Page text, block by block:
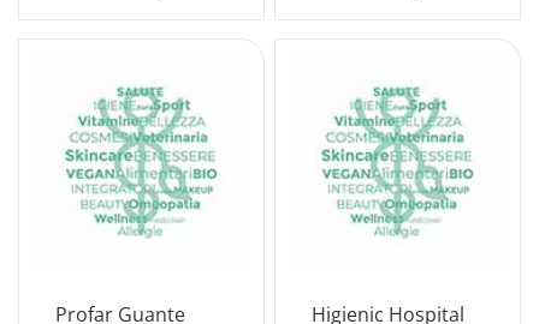
Profar Guante
Higienic Hospital